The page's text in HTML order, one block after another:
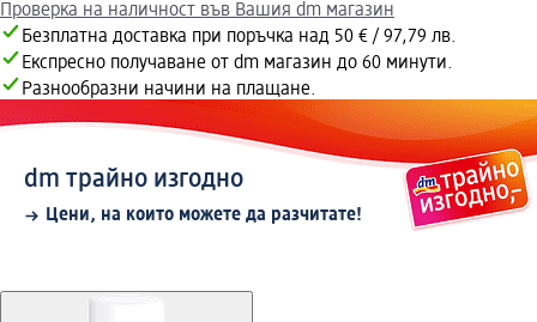
Проверка на наличност във Вашия dm магазин
Безплатна доставка при поръчка над 50 € / 97,79 лв.
Експресно получаване от dm магазин до 60 минути.
Разнообразни начини на плащане.
dm трайно изгодно
Цени, на които можете да разчитате!